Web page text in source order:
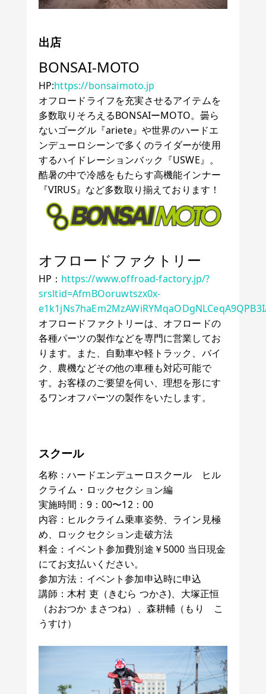
出店
BONSAI-MOTO
HP:https://bonsaimoto.jp
オフロードライフを充実させるアイテムを
多数取りそろえるBONSAIーMOTO。曇ら
ないゴーグル『ariete』や世界のハードエ
ンデューロシーンで多くのライダーが使用
するハイドレーションバック『USWE』。
酷暑の中で冷感をもたらす高機能インナー
『VIRUS』など多数取り揃えております！
オフロードファクトリー
HP： https://www.offroad-factory.jp/?
srsltid=AfmBOoruwtszx0x-
オフロードファクトリーは、オフロードの
各種パーツの製作などを専門に営業してお
ります。また、自動車や軽トラック、バイ
ク、農機などその他の車種も対応可能で
す。お客様のご要望を伺い、理想を形にす
るワンオフパーツの製作をいたします。
スクール
名称：ハードエンデューロスクール ヒル
クライム・ロックセクション編
実施時間：9：00〜12：00
内容：ヒルクライム乗車姿勢、ライン見極
め、ロックセクション走破方法
料金：イベント参加費別途￥5000 当日現金
にてお支払いください。
参加方法：イベント参加申込時に申込
講師：木村 吏（きむら つかさ)、大塚正恒
（おおつか まさつね）、森耕輔（もり こ
うすけ）